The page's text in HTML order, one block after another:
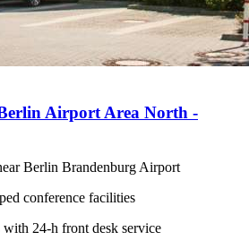
Airport Area North -
Berlin Brandenburg Airport
conference facilities
24-h front desk service